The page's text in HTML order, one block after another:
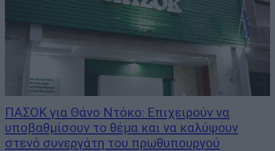
ΠΑΣΟΚ για Θάνο Ντόκο: Επιχειρούν να
υποβαθμίσουν το θέμα και να καλύψουν
στενό συνεργάτη του πρωθυπουργού